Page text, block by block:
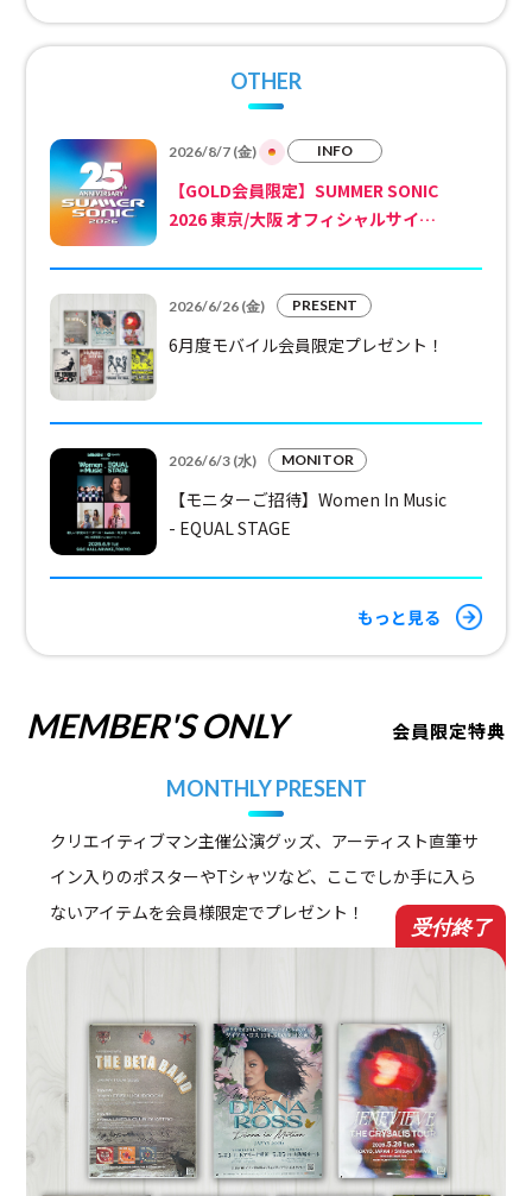
OTHER
2026/8/7 (金) INFO
【GOLD会員限定】SUMMER SONIC
2026 東京/大阪 オフィシャルサイン
2026/6/26 (金) PRESENT
6月度モバイル会員限定プレゼント！
2026/6/3 (水) MONITOR
【モニターご招待】Women In Music
- EQUAL STAGE
もっと見る
MEMBER'S ONLY 会員限定特典
MONTHLY PRESENT
クリエイティブマン主催公演グッズ、アーティスト直筆サ
イン入りのポスターやTシャツなど、ここでしか手に入ら
ないアイテムを会員様限定でプレゼント！
受付終了